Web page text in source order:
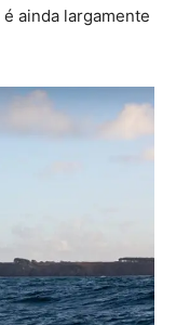
ainda largamente